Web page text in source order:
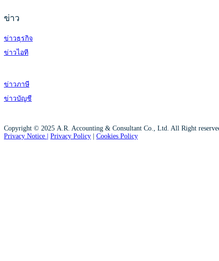
ข่าว
ข่าวธุรกิจ
ข่าวไอที
ข่าวภาษี
ข่าวบัญชี
Copyright © 2025 A.R. Accounting & Consultant Co., Ltd. All Right
Privacy Notice |
Privacy Policy Cookies Policy